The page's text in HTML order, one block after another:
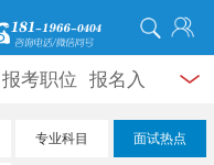
报考职位 报名入
录用公示 辅导
专业科目 面试热点